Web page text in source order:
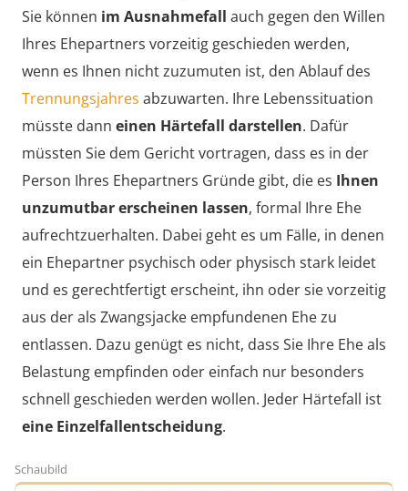
Schaubild
Sie können im Ausnahmefall auch gegen den Willen
Ihres Ehepartners vorzeitig geschieden werden,
wenn es Ihnen nicht zuzumuten ist, den Ablauf des
Trennungsjahres abzuwarten. Ihre Lebenssituation
müsste dann einen Härtefall darstellen. Dafür
müssten Sie dem Gericht vortragen, dass es in der
Person Ihres Ehepartners Gründe gibt, die es Ihnen
unzumutbar erscheinen lassen, formal Ihre Ehe
aufrechtzuerhalten. Dabei geht es um Fälle, in denen
ein Ehepartner psychisch oder physisch stark leidet
und es gerechtfertigt erscheint, ihn oder sie vorzeitig
aus der als Zwangsjacke empfundenen Ehe zu
entlassen. Dazu genügt es nicht, dass Sie Ihre Ehe als
Belastung empfinden oder einfach nur besonders
schnell geschieden werden wollen. Jeder Härtefall ist
eine Einzelfallentscheidung.